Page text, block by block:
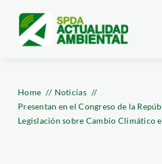
content
Home
Noticias
Presentan en el Congreso de la
Legislación sobre Cambio Climático